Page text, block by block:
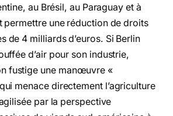
au Brésil, au Paraguay et à
permettre une réduction de droits
de 4 milliards d’euros. Si Berlin
d’air pour son industrie,
fustige une manœuvre «
menace directement l’agriculture
par la perspective